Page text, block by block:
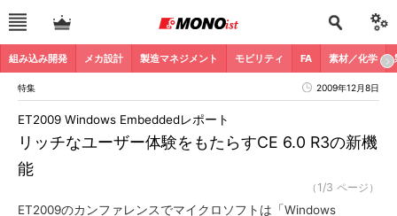
組み込み開発 メカ設計 製造マネジメント モビリティ FA 素材／化学
特集 2009年12月8日
リッチなユーザー体験をもたらすCE 6.0 R3の新機
能
ET2009 Windows Embeddedレポート
（1/3 ページ）
ET2009のカンファレンスでマイクロソフトは「Windows